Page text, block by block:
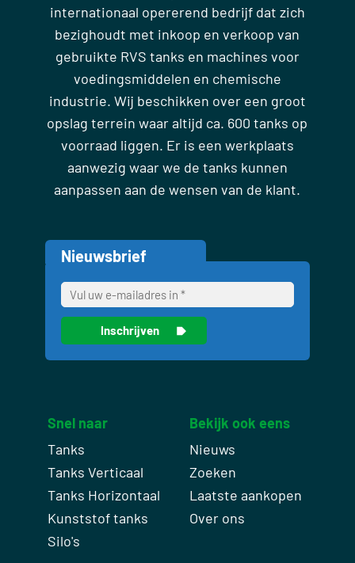
internationaal opererend bedrijf dat zich
bezighoudt met inkoop en verkoop van
gebruikte RVS tanks en machines voor
voedingsmiddelen en chemische
industrie. Wij beschikken over een groot
opslag terrein waar altijd ca. 600 tanks op
voorraad liggen. Er is een werkplaats
aanwezig waar we de tanks kunnen
aanpassen aan de wensen van de klant.
Nieuwsbrief
Snel naar
Tanks
Tanks Verticaal
Tanks Horizontaal
Kunststof tanks
Silo's
Bekijk ook eens
Nieuws
Zoeken
Laatste aankopen
Over ons